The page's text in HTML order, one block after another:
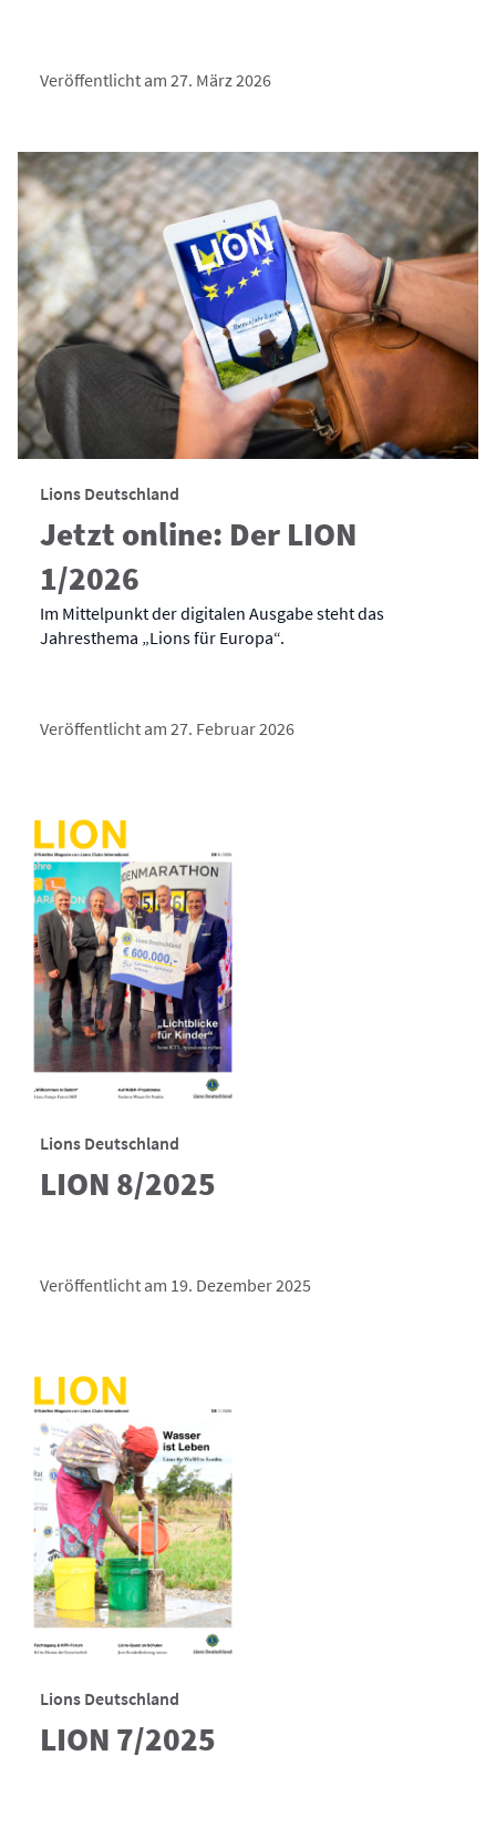
Veröffentlicht am 27. März 2026
Lions Deutschland
Jetzt online: Der LION
1/2026
Im Mittelpunkt der digitalen Ausgabe steht das
Jahresthema „Lions für Europa“.
Veröffentlicht am 27. Februar 2026
Lions Deutschland
LION 8/2025
Veröffentlicht am 19. Dezember 2025
Lions Deutschland
LION 7/2025